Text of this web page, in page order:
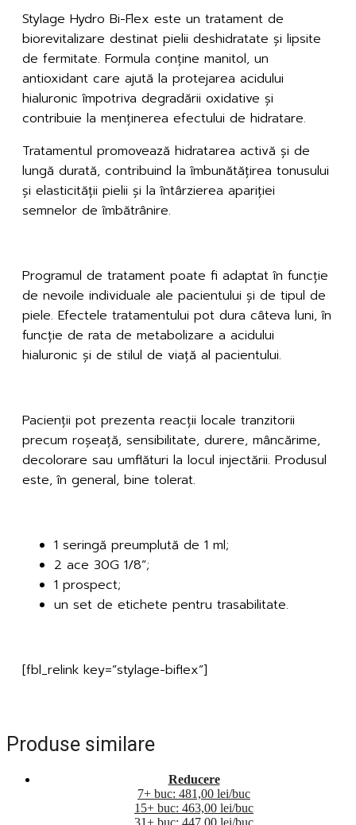
Stylage Hydro Bi-Flex este un tratament de
biorevitalizare destinat pielii deshidratate și lipsite
de fermitate. Formula conține manitol, un
antioxidant care ajută la protejarea acidului
hialuronic împotriva degradării oxidative și
contribuie la menținerea efectului de hidratare.
Tratamentul promovează hidratarea activă și de
lungă durată, contribuind la îmbunătățirea tonusului
și elasticității pielii și la întârzierea apariției
semnelor de îmbătrânire.
Programul de tratament poate fi adaptat în funcție
de nevoile individuale ale pacientului și de tipul de
piele. Efectele tratamentului pot dura câteva luni, în
funcție de rata de metabolizare a acidului
hialuronic și de stilul de viață al pacientului.
Pacienții pot prezenta reacții locale tranzitorii
precum roșeață, sensibilitate, durere, mâncărime,
decolorare sau umflături la locul injectării. Produsul
este, în general, bine tolerat.
1 seringă preumplută de 1 ml;
2 ace 30G 1/8”;
1 prospect;
un set de etichete pentru trasabilitate.
[fbl_relink key=”stylage-biflex”]
Produse similare
Reducere
7+ buc: 481,00 lei/buc
15+ buc: 463,00 lei/buc
31+ buc: 447,00 lei/buc